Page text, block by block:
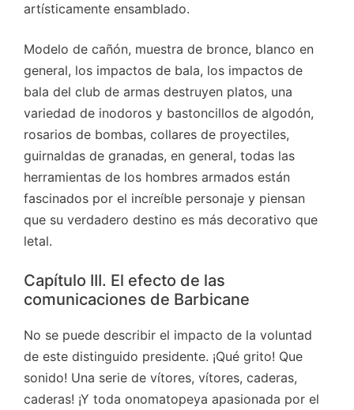
artísticamente ensamblado.
Modelo de cañón, muestra de bronce, blanco en
general, los impactos de bala, los impactos de
bala del club de armas destruyen platos, una
variedad de inodoros y bastoncillos de algodón,
rosarios de bombas, collares de proyectiles,
guirnaldas de granadas, en general, todas las
herramientas de los hombres armados están
fascinados por el increíble personaje y piensan
que su verdadero destino es más decorativo que
letal.
Capítulo III. El efecto de las
comunicaciones de Barbicane
No se puede describir el impacto de la voluntad
de este distinguido presidente. ¡Qué grito! Que
sonido! Una serie de vítores, vítores, caderas,
caderas! ¡Y toda onomatopeya apasionada por el